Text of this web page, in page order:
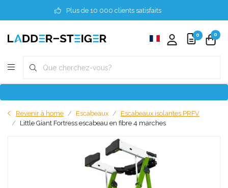
Plus de 10 000 clients satisfaits
0 0
Revenir à home Escabeaux
Escabeaux isolantes PRFV
Little Giant Fortress escabeau en fibre 4 marches